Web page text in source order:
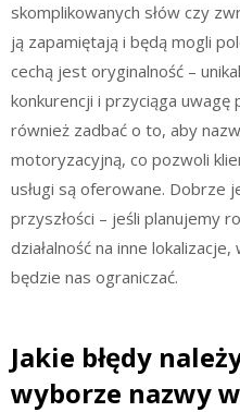
skomplikowanych słów czy
ją zapamiętają i będą mogli
cechą jest oryginalność –
konkurencji i przyciąga
również zadbać o to, aby
motoryzacyjną, co pozwoli
usługi są oferowane. Dobrze
przyszłości – jeśli planujemy
działalność na inne
będzie nas ograniczać.
Jakie błędy
wyborze nazwy